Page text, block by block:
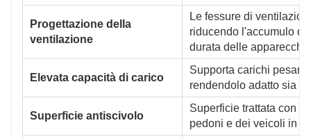
Progettazione della
ventilazione
Le fessure di
riducendo l'accumulo di
durata delle
Elevata capacità di carico
Supporta carichi
rendendolo adatto sia
Superficie antiscivolo
Superficie trattata con
pedoni e dei veicoli in